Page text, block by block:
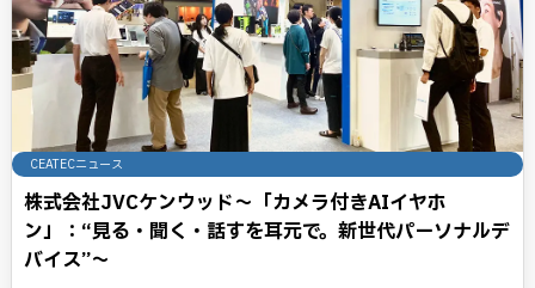
CEATECニュース
株式会社JVCケンウッド～「カメラ付きAIイヤホ
ン」：“見る・聞く・話すを耳元で。新世代パーソナルデ
バイス”～